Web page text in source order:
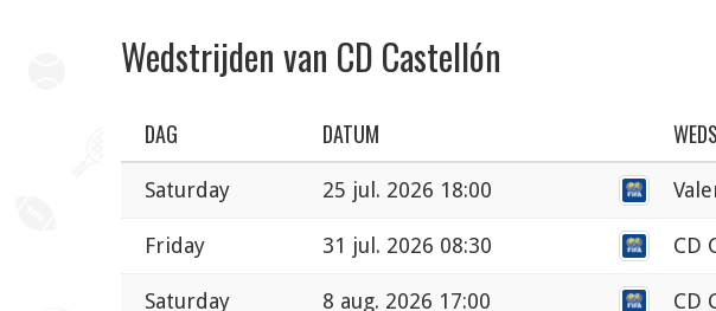
Wedstrijden van CD Castellón
DAG DATUM
Saturday 25 jul. 2026 18:00
Friday 31 jul. 2026 08:30 CD
Saturday 8 aug. 2026 17:00 CD